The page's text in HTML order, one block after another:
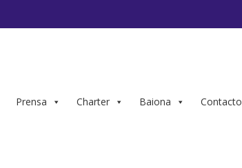
Prensa Charter Baiona Contacto